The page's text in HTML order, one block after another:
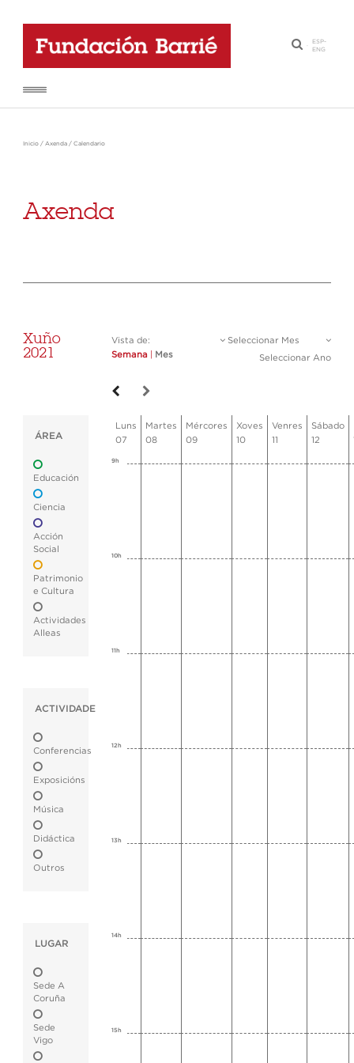
·
ESP-
ENG
Inicio / Axenda / Calendario
Axenda
Xuño
2021
Vista de:
Semana
Mes
Seleccionar Mes
Seleccionar Ano
ÁREA
Educación
Ciencia
Acción
Social
Patrimonio
e Cultura
Actividades
Alleas
ACTIVIDADE
Conferencias
Exposicións
Música
Didáctica
Outros
LUGAR
Sede A
Coruña
Sede
Vigo
Luns
07
Martes
08
Mércores
09
Xoves
10
Venres
11
Sábado
12
9h
10h
11h
12h
13h
14h
15h